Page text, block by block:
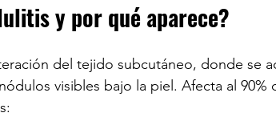
y por qué aparece?
del tejido subcutáneo, donde se
visibles bajo la piel. Afecta al 90%